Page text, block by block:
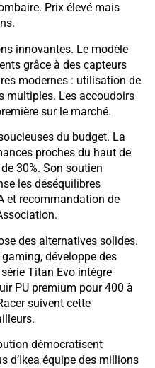
Prix élevé mais
innovantes. Le modèle
grâce à des capteurs
modernes : utilisation de
multiples. Les accoudoirs
sur le marché.
du budget. La
proches du haut de
30%. Son soutien
les déséquilibres
et recommandation de
des alternatives solides.
développe des
Titan Evo intègre
PU premium pour 400 à
suivent cette
démocratisent
d’Ikea équipe des millions